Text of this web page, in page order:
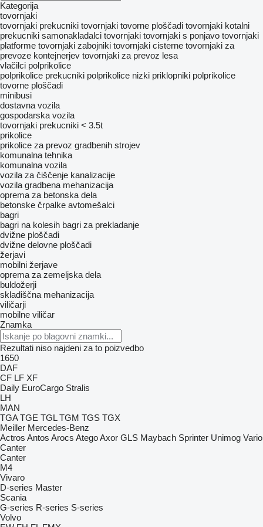
Kategorija
tovornjaki
tovornjaki prekucniki tovornjaki tovorne ploščadi tovornjaki kotalni
prekucniki samonakladalci tovornjaki tovornjaki s ponjavo tovornjaki
platforme tovornjaki zabojniki tovornjaki cisterne tovornjaki za
prevoze kontejnerjev tovornjaki za prevoz lesa
vlačilci polprikolice
polprikolice prekucniki polprikolice nizki priklopniki polprikolice
tovorne ploščadi
minibusi
dostavna vozila
gospodarska vozila
tovornjaki prekucniki < 3.5t
prikolice
prikolice za prevoz gradbenih strojev
komunalna tehnika
komunalna vozila
vozila za čiščenje kanalizacije
vozila gradbena mehanizacija
oprema za betonska dela
betonske črpalke avtomešalci
bagri
bagri na kolesih bagri za prekladanje
dvižne ploščadi
dvižne delovne ploščadi
žerjavi
mobilni žerjave
oprema za zemeljska dela
buldožerji
skladiščna mehanizacija
viličarji
mobilne viličar
Znamka
Rezultati niso najdeni za to poizvedbo
1650
DAF
CF LF XF
Daily EuroCargo Stralis
LH
MAN
TGA TGE TGL TGM TGS TGX
Meiller Mercedes-Benz
Actros Antos Arocs AtegoAxor GLS Maybach Sprinter Unimog Vario
Canter
Canter
M4
Vivaro
D-series Master
Scania
G-series R-series S-series
Volvo